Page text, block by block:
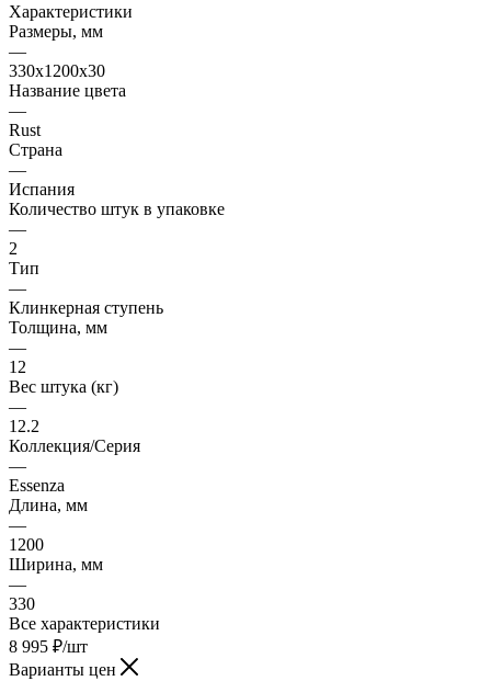
Характеристики
Размеры, мм
—
330x1200x30
Название цвета
—
Rust
Страна
—
Испания
Количество штук в упаковке
—
2
Тип
—
Клинкерная ступень
Толщина, мм
—
12
Вес штука (кг)
—
12.2
Коллекция/Серия
—
Essenza
Длина, мм
—
1200
Ширина, мм
—
330
Все характеристики
8 995 ₽/шт
Варианты цен